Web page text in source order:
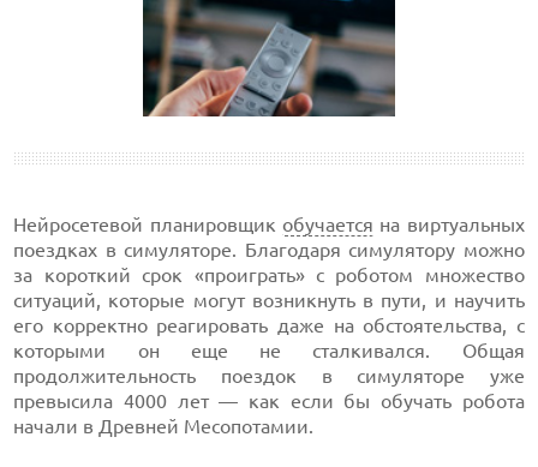
Нейросетевой планировщик обучается на виртуальных
поездках в симуляторе. Благодаря симулятору можно
за короткий срок «проиграть» с роботом множество
ситуаций, которые могут возникнуть в пути, и научить
его корректно реагировать даже на обстоятельства, с
которыми он еще не сталкивался. Общая
продолжительность поездок в симуляторе уже
превысила 4000 лет — как если бы обучать робота
начали в Древней Месопотамии.